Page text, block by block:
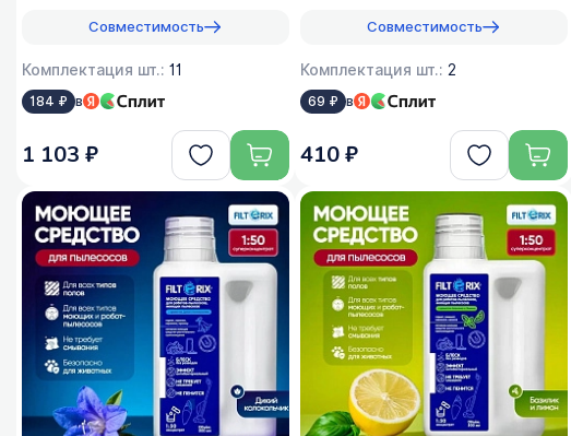
Совместимость
Комплектация шт.: 11
184 ₽ в
1 103 ₽
Совместимость
Комплектация шт.: 2
69 ₽ в
410 ₽